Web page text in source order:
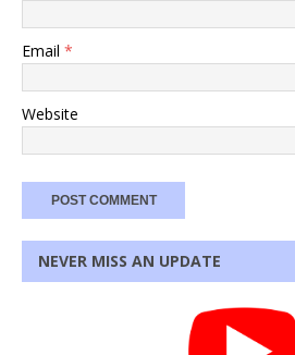
Email *
Website
NEVER MISS AN UPDATE